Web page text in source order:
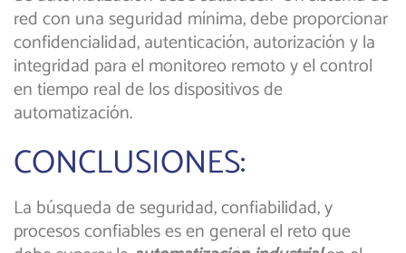
red con una seguridad mínima, debe proporcionar
confidencialidad, autenticación, autorización y la
integridad para el monitoreo remoto y el control
en tiempo real de los dispositivos de
automatización.
CONCLUSIONES:
La búsqueda de seguridad, confiabilidad, y
procesos confiables es en general el reto que